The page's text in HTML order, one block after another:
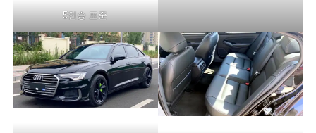
5인승 표준